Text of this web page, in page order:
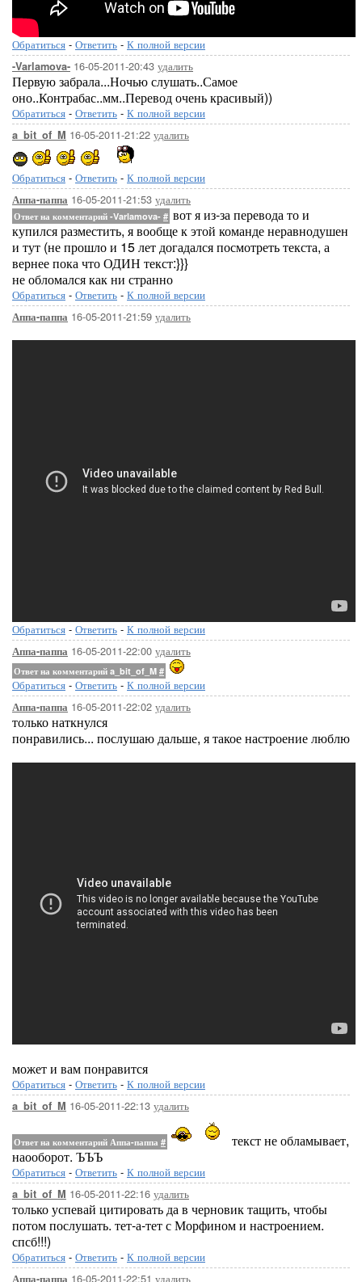
Обратиться - Ответить - К полной версии
-Varlamova- 16-05-2011-20:43 удалить
Первую забрала...Ночью слушать..Самое
оно..Контрабас..мм..Перевод очень красивый))
Обратиться - Ответить - К полной версии
a_bit_of_M 16-05-2011-21:22 удалить
Обратиться - Ответить - К полной версии
Аппа-паппа 16-05-2011-21:53 удалить
Ответ на комментарий -Varlamova- # вот я из-за перевода то и
купился разместить, я вообще к этой команде неравнодушен
и тут (не прошло и 15 лет догадался посмотреть текста, а
вернее пока что ОДИН текст:}}}
не обломался как ни странно
Обратиться - Ответить - К полной версии
Аппа-паппа 16-05-2011-21:59 удалить
Обратиться - Ответить - К полной версии
Аппа-паппа 16-05-2011-22:00 удалить
Ответ на комментарий a_bit_of_M #
Обратиться - Ответить - К полной версии
Аппа-паппа 16-05-2011-22:02 удалить
только наткнулся
понравились... послушаю дальше, я такое настроение люблю
может и вам понравится
Обратиться - Ответить - К полной версии
a_bit_of_M 16-05-2011-22:13 удалить
Ответ на комментарий Аппа-паппа #
текст не обламывает,
наооборот. ЪЪЪ
Обратиться - Ответить - К полной версии
a_bit_of_M 16-05-2011-22:16 удалить
только успевай цитировать да в черновик тащить, чтобы
потом послушать. тет-а-тет с Морфином и настроением.
спсб!!!)
Обратиться - Ответить - К полной версии
Аппа-паппа 16-05-2011-22:51 удалить